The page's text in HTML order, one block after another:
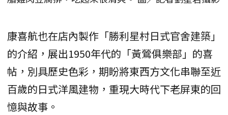
康喜航也在店內製作「勝利星村日式官舍建築」
的介紹，展出1950年代的「黃鶯俱樂部」的喜
帖，別具歷史色彩，期盼將東西方文化串聯至近
百歲的日式洋風建物，重現大時代下老屏東的回
憶與故事。